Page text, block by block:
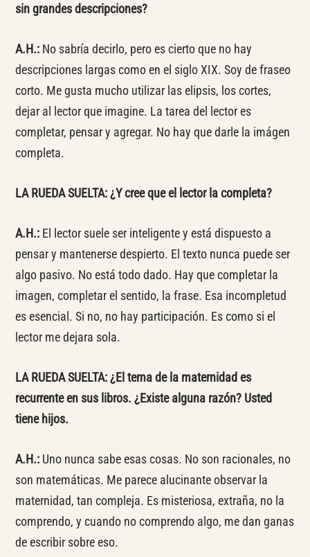
sin grandes descripciones?
A.H.: No sabría decirlo, pero es cierto que no hay
descripciones largas como en el siglo XIX. Soy de fraseo
corto. Me gusta mucho utilizar las elipsis, los cortes,
dejar al lector que imagine. La tarea del lector es
completar, pensar y agregar. No hay que darle la imágen
completa.
LA RUEDA SUELTA: ¿Y cree que el lector la completa?
A.H.:El lector suele ser inteligente y está dispuesto a
pensar y mantenerse despierto. El texto nunca puede ser
algo pasivo. No está todo dado. Hay que completar la
imagen, completar el sentido, la frase. Esa incompletud
es esencial. Si no, no hay participación. Es como si el
lector me dejara sola.
LA RUEDA SUELTA: ¿El tema de la maternidad es
recurrente en sus libros. ¿Existe alguna razón? Usted
tiene hijos.
A.H.: Uno nunca sabe esas cosas. No son racionales, no
son matemáticas. Me parece alucinante observar la
maternidad, tan compleja. Es misteriosa, extraña, no la
comprendo, y cuando no comprendo algo, me dan ganas
de escribir sobre eso.